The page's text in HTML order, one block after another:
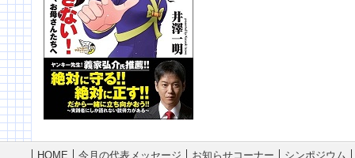
HOME 今月の代表メッセージ お知らせコーナー
シンポジウム